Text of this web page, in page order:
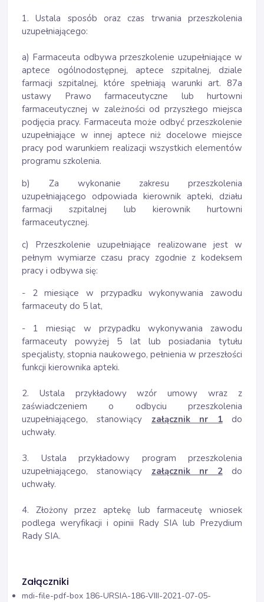
1. Ustala sposób oraz czas trwania przeszkolenia
uzupełniającego:
a) Farmaceuta odbywa przeszkolenie uzupełniające w
aptece ogólnodostępnej, aptece szpitalnej, dziale
farmacji szpitalnej, które spełniają warunki art. 87a
ustawy Prawo farmaceutyczne lub hurtowni
farmaceutycznej w zależności od przyszłego miejsca
podjęcia pracy. Farmaceuta może odbyć przeszkolenie
uzupełniające w innej aptece niż docelowe miejsce
pracy pod warunkiem realizacji wszystkich elementów
programu szkolenia.
b) Za wykonanie zakresu przeszkolenia
uzupełniającego odpowiada kierownik apteki, działu
farmacji szpitalnej lub kierownik hurtowni
farmaceutycznej.
c) Przeszkolenie uzupełniające realizowane jest w
pełnym wymiarze czasu pracy zgodnie z kodeksem
pracy i odbywa się:
- 2 miesiące w przypadku wykonywania zawodu
farmaceuty do 5 lat,
- 1 miesiąc w przypadku wykonywania zawodu
farmaceuty powyżej 5 lat lub posiadania tytułu
specjalisty, stopnia naukowego, pełnienia w przeszłości
funkcji kierownika apteki.
2. Ustala przykładowy wzór umowy wraz z
zaświadczeniem o odbyciu przeszkolenia
uzupełniającego, stanowiący załącznik nr 1do
uchwały.
3. Ustala przykładowy program przeszkolenia
uzupełniającego, stanowiący załącznik nr 2do
uchwały.
4. Złożony przez aptekę lub farmaceutę wniosek
podlega weryfikacji i opinii Rady SIA lub Prezydium
Rady SIA.
Załączniki
mdi-file-pdf-box 186-URSIA-186-VIII-2021-07-05-